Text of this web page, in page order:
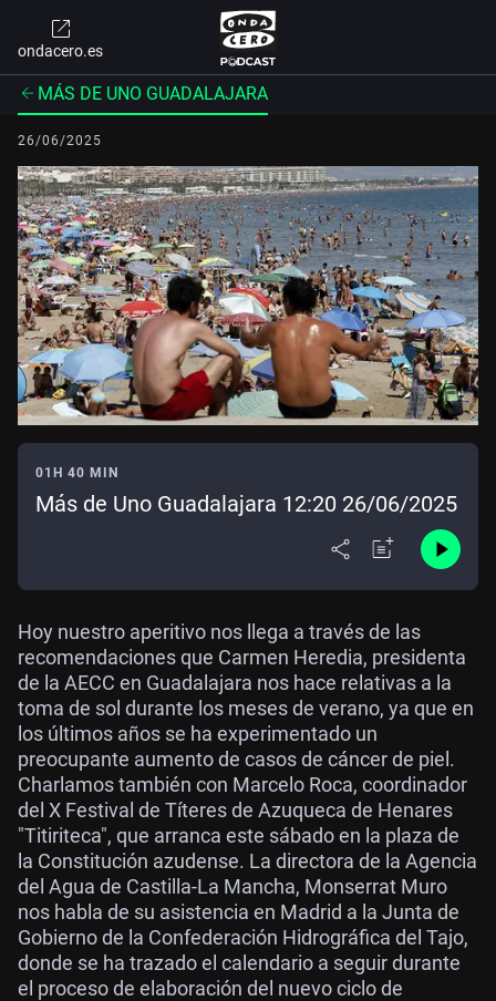
ondacero.es
MÁS DE UNO GUADALAJARA
26/06/2025
01H 40 MIN
Más de Uno Guadalajara 12:20 26/06/2025
Hoy nuestro aperitivo nos llega a través de las
recomendaciones que Carmen Heredia, presidenta
de la AECC en Guadalajara nos hace relativas a la
toma de sol durante los meses de verano, ya que en
los últimos años se ha experimentado un
preocupante aumento de casos de cáncer de piel.
Charlamos también con Marcelo Roca, coordinador
del X Festival de Títeres de Azuqueca de Henares
"Titiriteca", que arranca este sábado en la plaza de
la Constitución azudense. La directora de la Agencia
del Agua de Castilla-La Mancha, Monserrat Muro
nos habla de su asistencia en Madrid a la Junta de
Gobierno de la Confederación Hidrográfica del Tajo,
donde se ha trazado el calendario a seguir durante
el proceso de elaboración del nuevo ciclo de